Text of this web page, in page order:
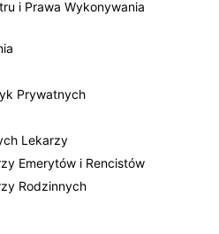
i Prawa Wykonywania
Prywatnych
Lekarzy
Emerytów i Rencistów
Rodzinnych